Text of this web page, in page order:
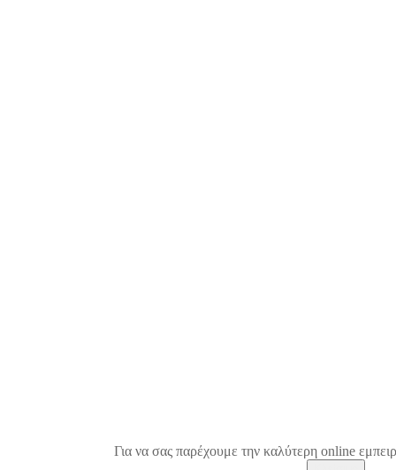
Για να σας παρέχουμε την καλύτερη online